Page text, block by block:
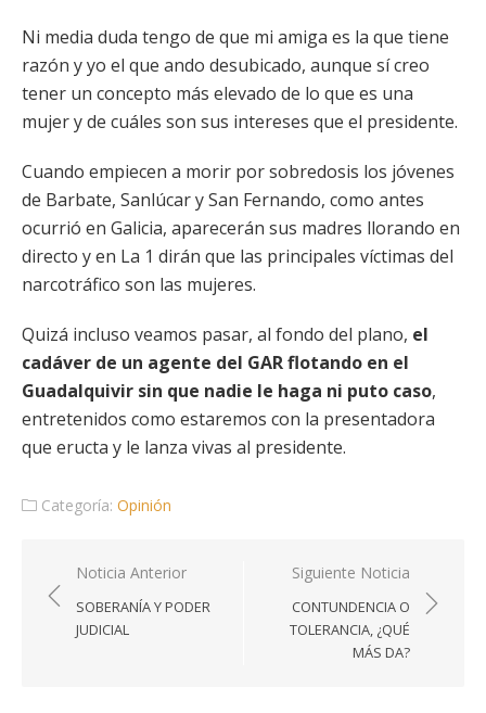
Ni media duda tengo de que mi amiga es la que tiene
razón y yo el que ando desubicado, aunque sí creo
tener un concepto más elevado de lo que es una
mujer y de cuáles son sus intereses que el presidente.
Cuando empiecen a morir por sobredosis los jóvenes
de Barbate, Sanlúcar y San Fernando, como antes
ocurrió en Galicia, aparecerán sus madres llorando en
directo y en La 1 dirán que las principales víctimas del
narcotráfico son las mujeres.
Quizá incluso veamos pasar, al fondo del plano, el
cadáver de un agente del GAR flotando en el
Guadalquivir sin que nadie le haga ni puto caso,
entretenidos como estaremos con la presentadora
que eructa y le lanza vivas al presidente.
Categoría: Opinión
Navegación
de
entradas
Noticia Anterior
SOBERANÍA Y PODER
JUDICIAL
Siguiente Noticia
CONTUNDENCIA O
TOLERANCIA, ¿QUÉ
MÁS DA?